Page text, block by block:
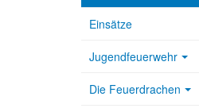
Einsätze
Jugendfeuerwehr
Die Feuerdrachen